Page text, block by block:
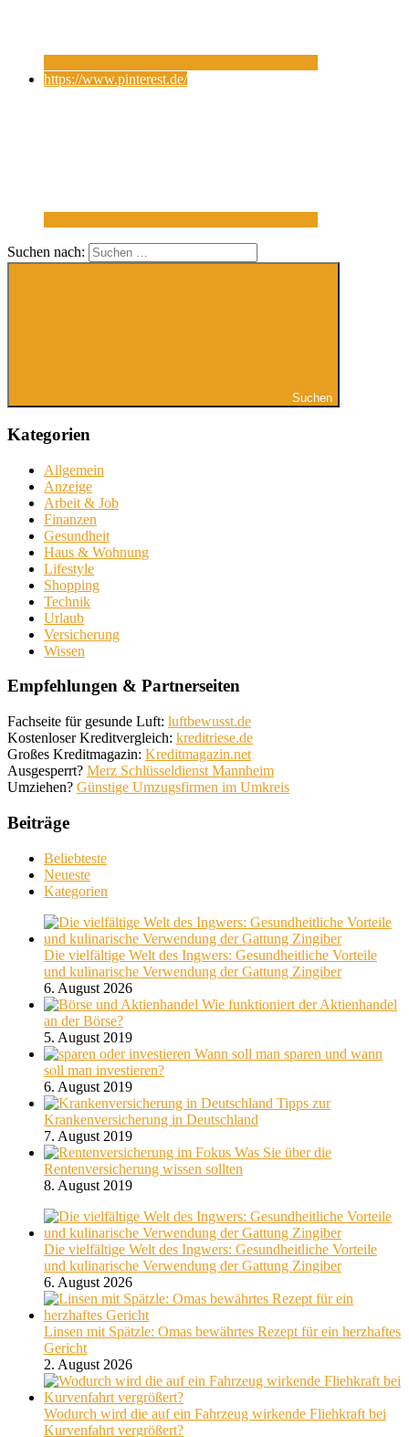
https://www.pinterest.de/
Suchen nach:
Suchen
Kategorien
Allgemein
Anzeige
Arbeit & Job
Finanzen
Gesundheit
Haus & Wohnung
Lifestyle
Shopping
Technik
Urlaub
Versicherung
Wissen
Empfehlungen & Partnerseiten
Fachseite für gesunde Luft: luftbewusst.de
Kostenloser Kreditvergleich: kreditriese.de
Großes Kreditmagazin: Kreditmagazin.net
Ausgesperrt? Merz Schlüsseldienst Mannheim
Umziehen? Günstige Umzugsfirmen im Umkreis
Beiträge
Beliebteste
Neueste
Kategorien
Die vielfältige Welt des Ingwers: Gesundheitliche Vorteile
und kulinarische Verwendung der Gattung Zingiber
6. August 2026
Wie funktioniert der Aktienhandel
an der Börse?
5. August 2019
Wann soll man sparen und wann
soll man investieren?
6. August 2019
Tipps zur
Krankenversicherung in Deutschland
7. August 2019
Was Sie über die
Rentenversicherung wissen sollten
8. August 2019
Die vielfältige Welt des Ingwers: Gesundheitliche Vorteile
und kulinarische Verwendung der Gattung Zingiber
6. August 2026
Linsen mit Spätzle: Omas bewährtes Rezept für ein herzhaftes
Gericht
2. August 2026
Wodurch wird die auf ein Fahrzeug wirkende Fliehkraft bei
Kurvenfahrt vergrößert?